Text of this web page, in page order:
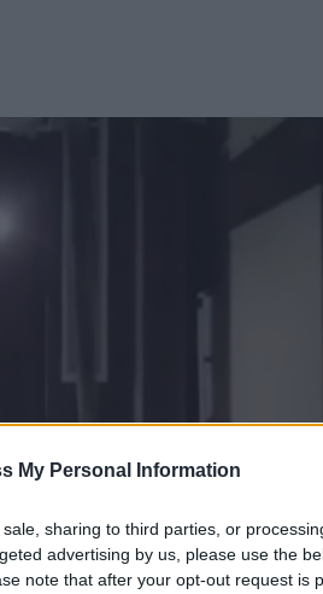
My Personal Information
sharing to third parties, or
advertising by us, please use the
note that after your opt-out request is